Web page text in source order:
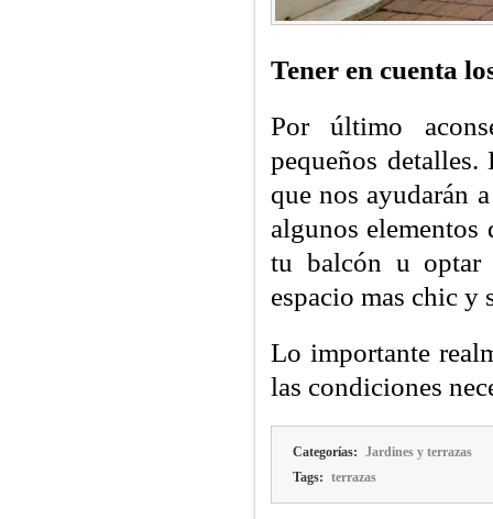
Tener en cuenta
Por último
pequeños detalles.
que nos ayudarán
algunos
tu balcón u optar
espacio mas chic y
Lo importante
las condiciones
Categorías: Jardines y terrazas
Tags: terrazas